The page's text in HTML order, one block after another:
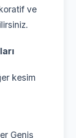
ve
kesim
Geniş